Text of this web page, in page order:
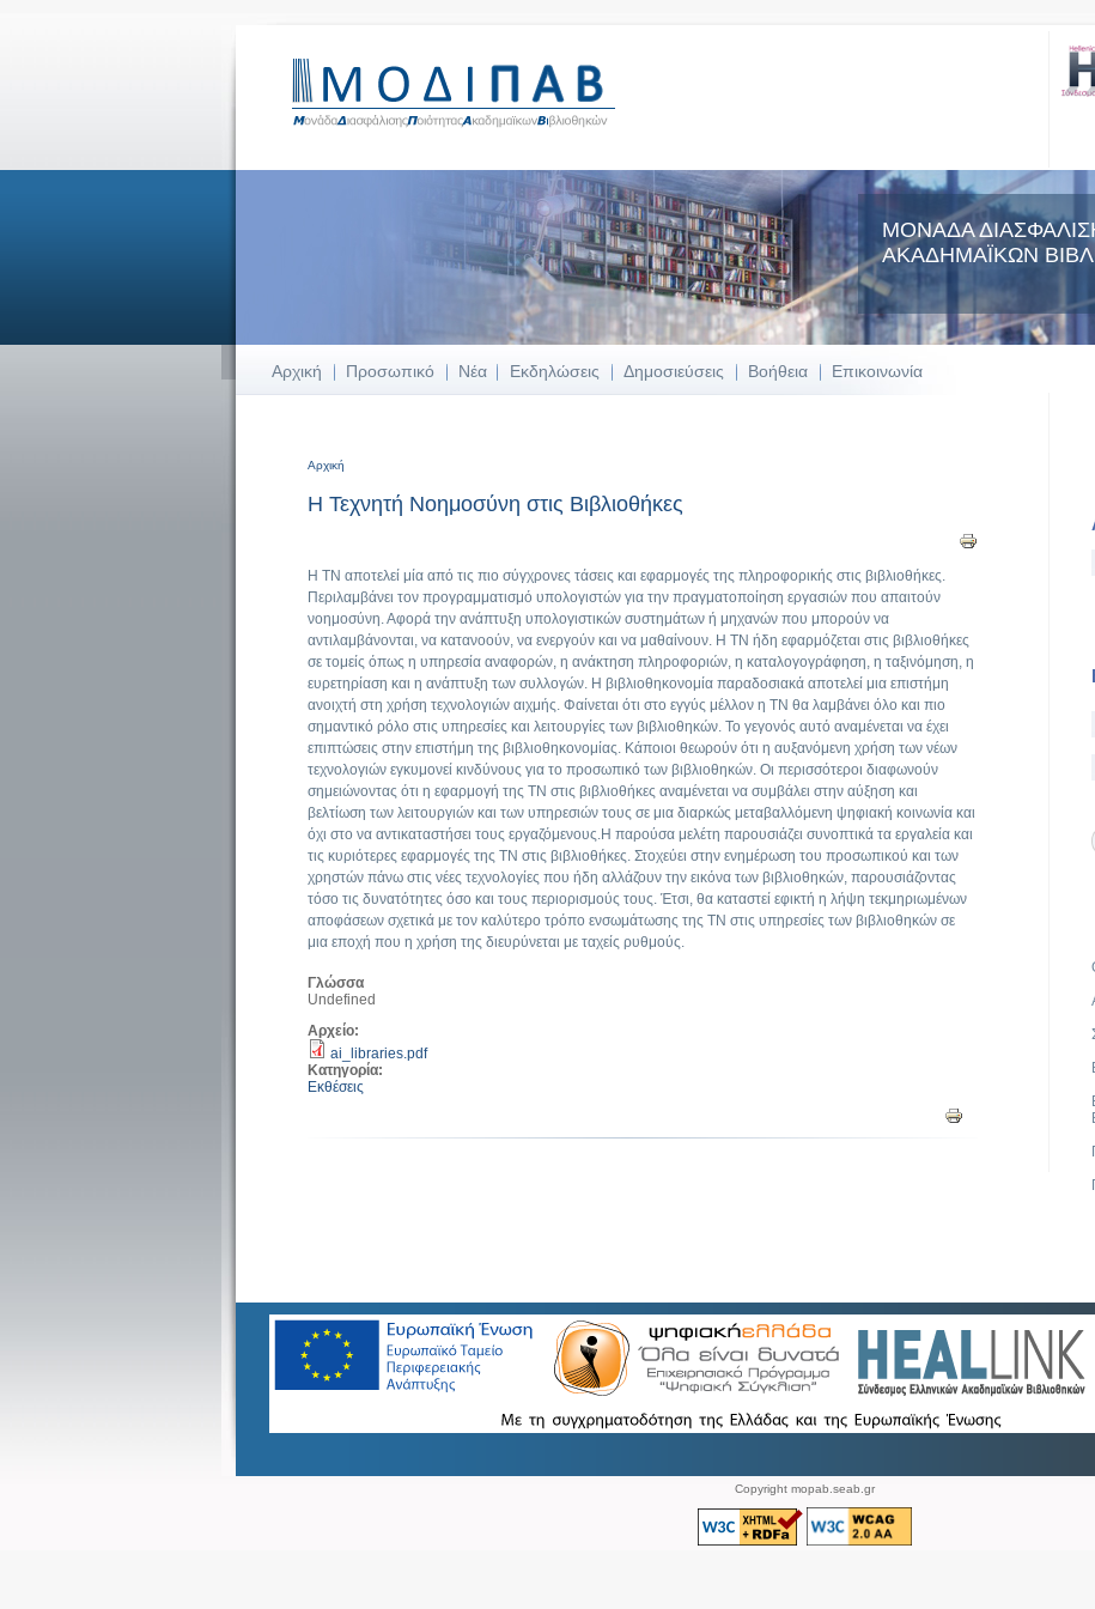
ΜΟΝΑΔΑ
ΑΚΑΔΗΜΑΪΚΩΝ
Αρχική Προσωπικό Νέα Εκδηλώσεις Δημοσιεύσεις Βοήθεια Επικοινωνία
Αρχική
Η Τεχνητή Νοημοσύνη στις Βιβλιοθήκες
Η ΤΝ αποτελεί μία από τις πιο σύγχρονες τάσεις και εφαρμογές της πληροφορικής στις βιβλιοθήκες.
Περιλαμβάνει τον προγραμματισμό υπολογιστών για την πραγματοποίηση εργασιών που απαιτούν
νοημοσύνη. Αφορά την ανάπτυξη υπολογιστικών συστημάτων ή μηχανών που μπορούν να
αντιλαμβάνονται, να κατανοούν, να ενεργούν και να μαθαίνουν. Η ΤΝ ήδη εφαρμόζεται στις βιβλιοθήκες
σε τομείς όπως η υπηρεσία αναφορών, η ανάκτηση πληροφοριών, η καταλογογράφηση, η ταξινόμηση, η
ευρετηρίαση και η ανάπτυξη των συλλογών. Η βιβλιοθηκονομία παραδοσιακά αποτελεί μια επιστήμη
ανοιχτή στη χρήση τεχνολογιών αιχμής. Φαίνεται ότι στο εγγύς μέλλον η ΤΝ θα λαμβάνει όλο και πιο
σημαντικό ρόλο στις υπηρεσίες και λειτουργίες των βιβλιοθηκών. Το γεγονός αυτό αναμένεται να έχει
επιπτώσεις στην επιστήμη της βιβλιοθηκονομίας. Κάποιοι θεωρούν ότι η αυξανόμενη χρήση των νέων
τεχνολογιών εγκυμονεί κινδύνους για το προσωπικό των βιβλιοθηκών. Οι περισσότεροι διαφωνούν
σημειώνοντας ότι η εφαρμογή της ΤΝ στις βιβλιοθήκες αναμένεται να συμβάλει στην αύξηση και
βελτίωση των λειτουργιών και των υπηρεσιών τους σε μια διαρκώς μεταβαλλόμενη ψηφιακή κοινωνία και
όχι στο να αντικαταστήσει τους εργαζόμενους.Η παρούσα μελέτη παρουσιάζει συνοπτικά τα εργαλεία και
τις κυριότερες εφαρμογές της ΤΝ στις βιβλιοθήκες. Στοχεύει στην ενημέρωση του προσωπικού και των
χρηστών πάνω στις νέες τεχνολογίες που ήδη αλλάζουν την εικόνα των βιβλιοθηκών, παρουσιάζοντας
τόσο τις δυνατότητες όσο και τους περιορισμούς τους. Έτσι, θα καταστεί εφικτή η λήψη τεκμηριωμένων
αποφάσεων σχετικά με τον καλύτερο τρόπο ενσωμάτωσης της ΤΝ στις υπηρεσίες των βιβλιοθηκών σε
μια εποχή που η χρήση της διευρύνεται με ταχείς ρυθμούς.
Γλώσσα
Undefined
Αρχείο:
ai_libraries.pdf
Κατηγορία:
Εκθέσεις
Copyright mopab.seab.gr